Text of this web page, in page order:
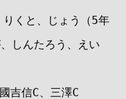
くと、じょう（5年
しんたろう、えい
吉信C、三澤C